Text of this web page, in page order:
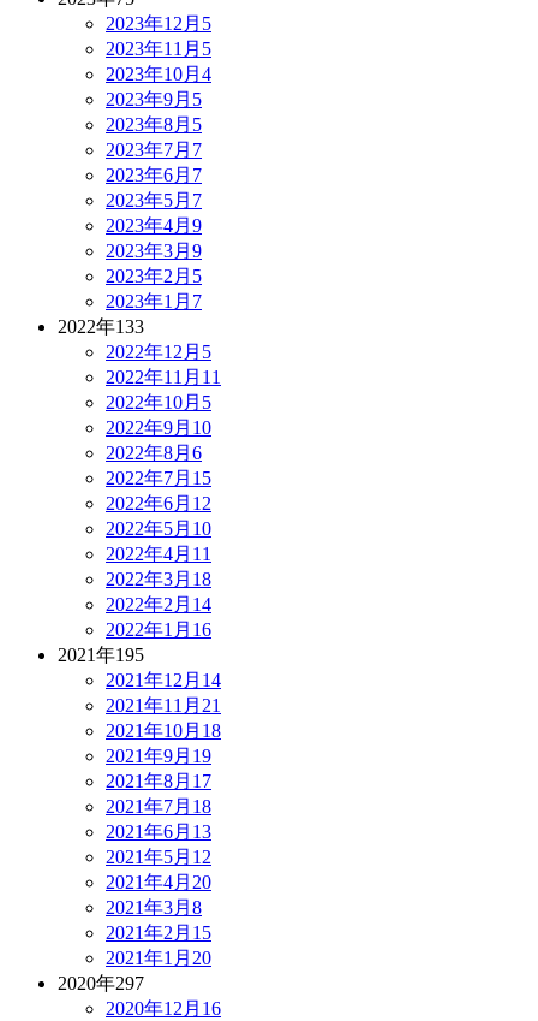
2023年12月 5
2023年11月 5
2023年10月 4
2023年9月 5
2023年8月 5
2023年7月 7
2023年6月 7
2023年5月 7
2023年4月 9
2023年3月 9
2023年2月 5
2023年1月 7
2022年133
2022年12月 5
2022年11月 11
2022年10月 5
2022年9月 10
2022年8月 6
2022年7月 15
2022年6月 12
2022年5月 10
2022年4月 11
2022年3月 18
2022年2月 14
2022年1月 16
2021年195
2021年12月 14
2021年11月 21
2021年10月 18
2021年9月 19
2021年8月 17
2021年7月 18
2021年6月 13
2021年5月 12
2021年4月 20
2021年3月 8
2021年2月 15
2021年1月 20
2020年297
2020年12月 16